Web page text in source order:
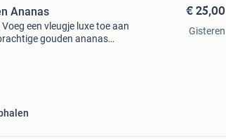
Ananas
een vleugje luxe toe aan
gouden ananas
€ 25,00
Gisteren